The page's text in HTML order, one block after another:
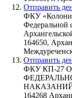
Отправить
ФКУ
Федеральной
164650,
Отправить
ФКУ КП-27
164268